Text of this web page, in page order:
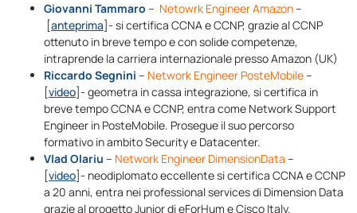
Giovanni Tammaro – Netowrk Engineer Amazon–
[anteprima]- si certifica CCNA e CCNP, grazie al CCNP
ottenuto in breve tempo e con solide competenze,
intraprende la carriera internazionale presso Amazon (UK)
Riccardo Segnini – Network Engineer PosteMobile–
[video]- geometra in cassa integrazione, si certifica in
breve tempo CCNA e CCNP, entra come Network Support
Engineer in PosteMobile. Prosegue il suo percorso
formativo in ambito Security e Datacenter.
Vlad Olariu – Network Engineer DimensionData –
[video]- neodiplomato eccellente si certifica CCNA e CCNP
a 20 anni, entra nei professional services di Dimension Data
grazie al progetto Junior di eForHum e Cisco Italy.